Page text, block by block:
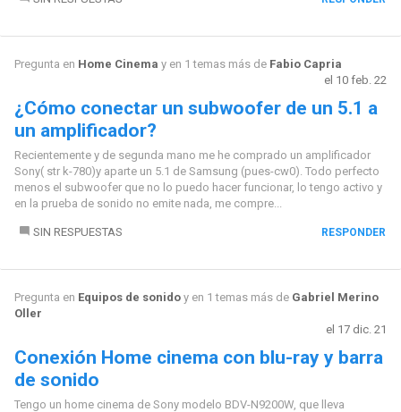
Pregunta en Home Cinema y en 1 temas más de Fabio Capria
el 10 feb. 22
¿Cómo conectar un subwoofer de un 5.1 a
un amplificador?
Recientemente y de segunda mano me he comprado un amplificador
Sony( str k-780)y aparte un 5.1 de Samsung (pues-cw0). Todo perfecto
menos el subwoofer que no lo puedo hacer funcionar, lo tengo activo y
en la prueba de sonido no emite nada, me compre...
SIN RESPUESTAS RESPONDER
Pregunta en Equipos de sonidoy en 1 temas más de Gabriel Merino
Oller
el 17 dic. 21
Conexión Home cinema con blu-ray y barra
de sonido
Tengo un home cinema de Sony modelo BDV-N9200W, que lleva